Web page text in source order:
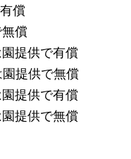
償
償
提供で有償
提供で無償
提供で有償
提供で無償